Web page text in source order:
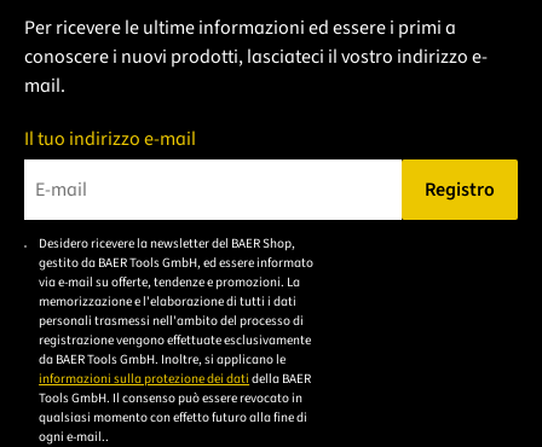
Per ricevere le ultime informazioni ed essere i primi a
conoscere i nuovi prodotti, lasciateci il vostro indirizzo e-
mail.
Il tuo indirizzo e-mail
Bitte geben Sie eine gültige E-Mail-Adresse ein.
Registro
Desidero ricevere la newsletter del BAER Shop,
gestito da BAER Tools GmbH, ed essere informato
via e-mail su offerte, tendenze e promozioni. La
memorizzazione e l'elaborazione di tutti i dati
personali trasmessi nell'ambito del processo di
registrazione vengono effettuate esclusivamente
da BAER Tools GmbH. Inoltre, si applicano le
informazioni sulla protezione dei dati della BAER
Tools GmbH. Il consenso può essere revocato in
qualsiasi momento con effetto futuro alla fine di
ogni e-mail..